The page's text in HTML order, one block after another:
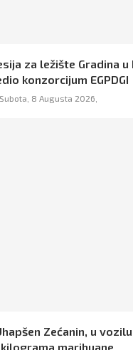
za ležište Gradina u
konzorcijum EGPDGI
Subota, 8 Augusta 2026,
Zećanin, u
marihuane